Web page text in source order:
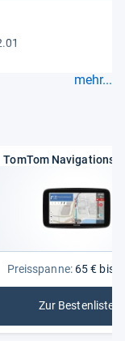
mehr...
TomTom
Preisspanne:65 € bis
Zur Bestenliste
: